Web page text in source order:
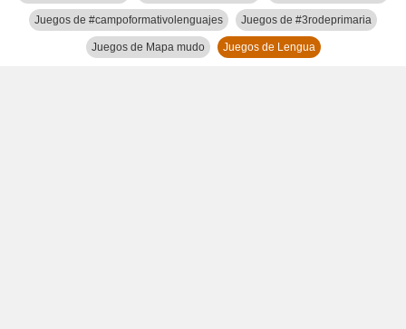
Juegos de #campoformativolenguajes Juegos de #3rodeprimaria
Juegos de Mapa mudo Juegos de Lengua